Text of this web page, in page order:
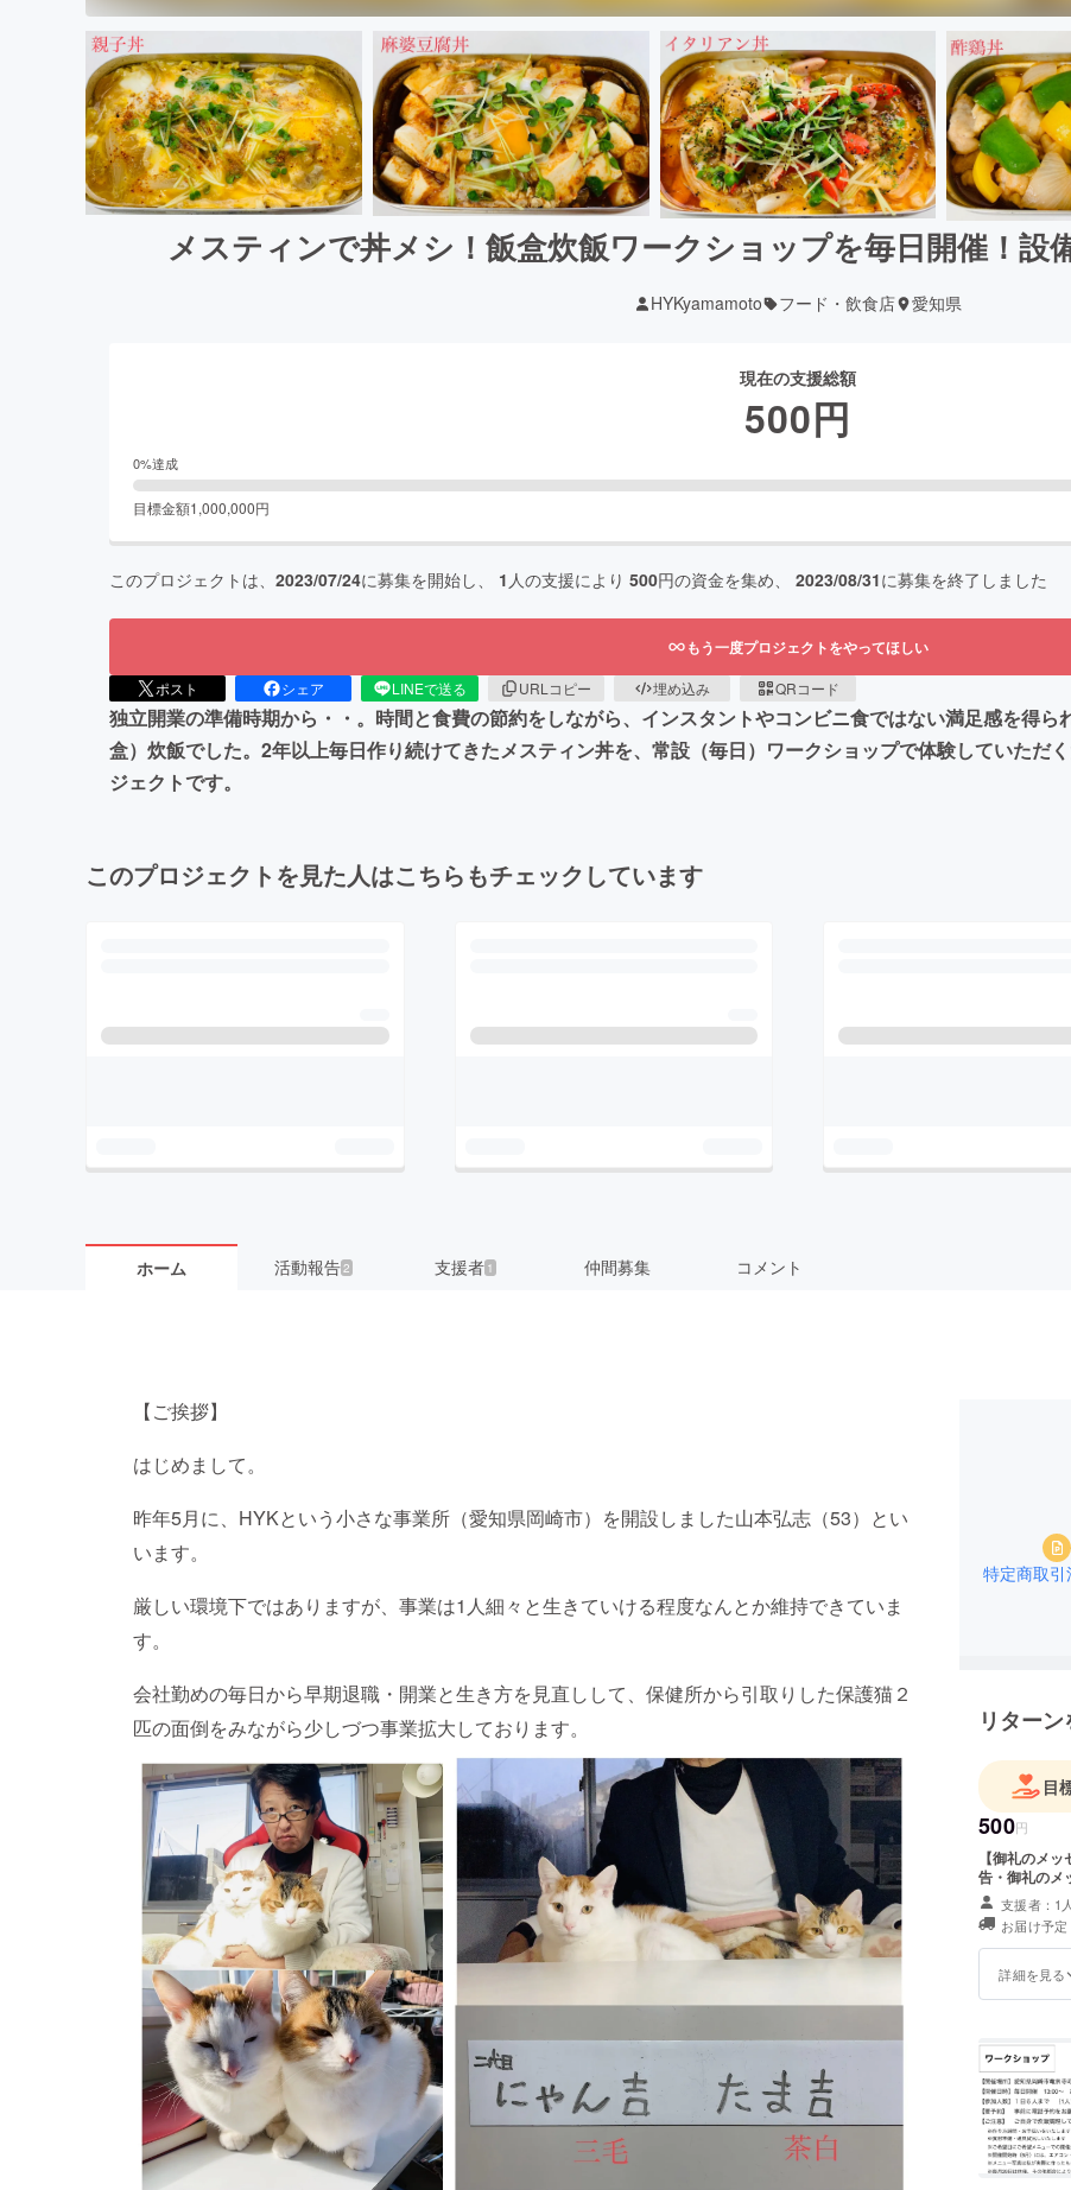
メスティンで丼メシ！飯盒炊飯ワークショップを毎日開催！設
HYKyamamoto フード・飲食店 愛知県
現在の支援総額
500円
0%達成
目標金額1,000,000円
このプロジェクトは、 2023/07/24に募集を開始し、 1 人の支援により 500円の資金を集め、 2023/08/31に募集を終了しました
もう一度プロジェクトをやってほしい
ポスト シェア LINEで送る URLコピー 埋め込み QRコード
独立開業の準備時期から・・。時間と食費の節約をしながら、インスタントやコンビニ食ではない満足感を得
盒）炊飯でした。2年以上毎日作り続けてきたメスティン丼を、常設（毎日）ワークショップで体験していただ
ジェクトです。
このプロジェクトを見た人はこちらもチェックしています
ホーム 活動報告 2 支援者 1 仲間募集 コメント
【ご挨拶】
はじめまして。
昨年5月に、HYKという小さな事業所（愛知県岡崎市）を開設しました山本弘志（53）とい
います。
厳しい環境下ではありますが、事業は1人細々と生きていける程度なんとか維持できていま
す。
会社勤めの毎日から早期退職・開業と生き方を見直しして、保健所から引取りした保護猫２
匹の面倒をみながら少しづつ事業拡大しております。
特定商取
リター
目
500円
【御礼のメ
告・御礼のメ
支援者：1人
お届け予
詳細を見る